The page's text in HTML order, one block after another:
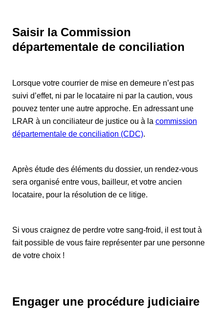
Saisir la Commission
départementale de conciliation
Lorsque votre courrier de mise en demeure n’est pas
suivi d’effet, ni par le locataire ni par la caution, vous
pouvez tenter une autre approche. En adressant une
LRAR à un conciliateur de justice ou à la commission
départementale de conciliation (CDC).
Après étude des éléments du dossier, un rendez-vous
sera organisé entre vous, bailleur, et votre ancien
locataire, pour la résolution de ce litige.
Si vous craignez de perdre votre sang-froid, il est tout à
fait possible de vous faire représenter par une personne
de votre choix !
Engager une procédure judiciaire